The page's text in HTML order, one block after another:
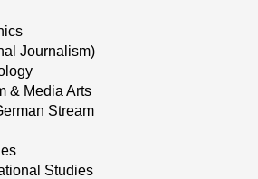
Journalism)
& Media Arts
Stream
Studies